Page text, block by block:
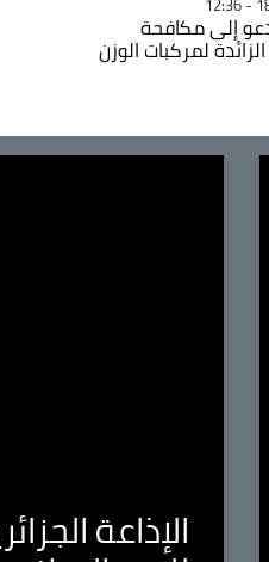
إلى مكافحة
لمركبات الوزن
الإذاعة